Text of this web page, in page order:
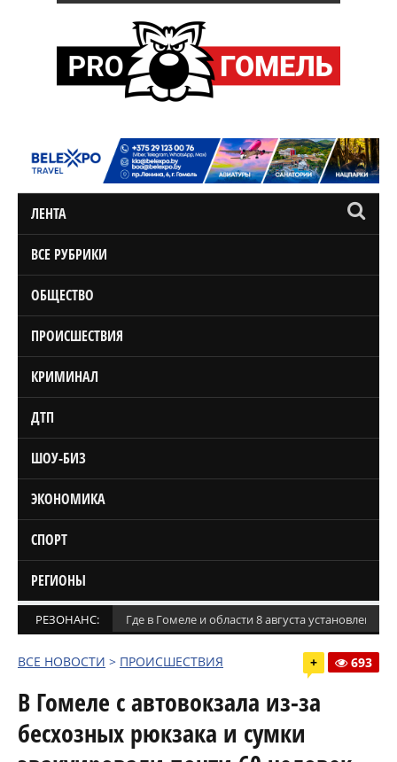
ЛЕНТА
ВСЕ РУБРИКИ
ОБЩЕСТВО
ПРОИСШЕСТВИЯ
КРИМИНАЛ
ДТП
ШОУ-БИЗ
ЭКОНОМИКА
СПОРТ
РЕГИОНЫ
РЕЗОНАНС: Где в Гомеле и области 8 августа установлены
ВСЕ НОВОСТИ > ПРОИСШЕСТВИЯ + 693
В Гомеле с автовокзала из-за
бесхозных рюкзака и сумки